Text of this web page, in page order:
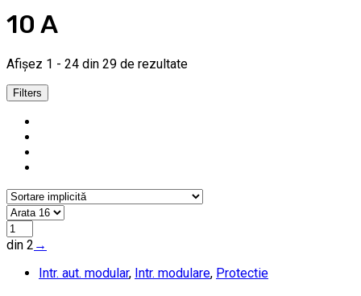
10 A
Afișez 1 - 24 din 29 de rezultate
Filters
din 2 →
Intr. aut. modular, Intr. modulare, Protectie